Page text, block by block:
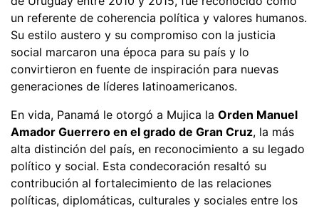
un referente de coherencia política y valores humanos.
Su estilo austero y su compromiso con la justicia
social marcaron una época para su país y lo
convirtieron en fuente de inspiración para nuevas
generaciones de líderes latinoamericanos.
En vida, Panamá le otorgó a Mujica la Orden Manuel
Amador Guerrero en el grado de Gran Cruz, la más
alta distinción del país, en reconocimiento a su legado
político y social. Esta condecoración resaltó su
contribución al fortalecimiento de las relaciones
políticas, diplomáticas, culturales y sociales entre los